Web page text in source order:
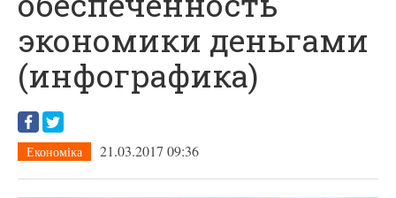
КОНТАКТИ
экономики деньгами
(инфографика)
Економіка 21.03.2017 09:36